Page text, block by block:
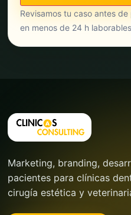
Revisamos tu caso antes
en menos de 24 h
Marketing, branding,
pacientes para clínicas
cirugía estética y